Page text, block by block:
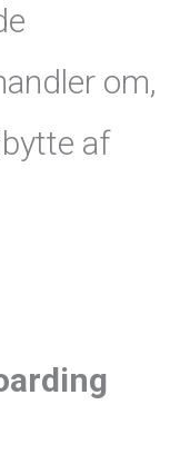
om,
af